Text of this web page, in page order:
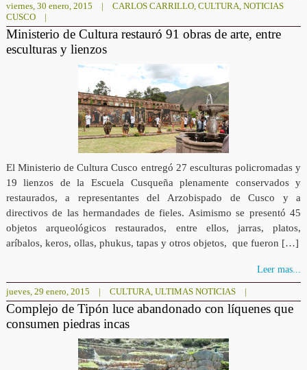
viernes, 30 enero, 2015 | CARLOS CARRILLO, CULTURA, NOTICIAS
CUSCO
|
Ministerio de Cultura restauró 91 obras de arte, entre
esculturas y lienzos
El Ministerio de Cultura Cusco entregó 27 esculturas policromadas y
19 lienzos de la Escuela Cusqueña plenamente conservados y
restaurados, a representantes del Arzobispado de Cusco y a
directivos de las hermandades de fieles. Asimismo se presentó 45
objetos arqueológicos restaurados, entre ellos, jarras, platos,
aríbalos, keros, ollas, phukus, tapas y otros objetos, que fueron […]
Leer mas...
jueves, 29 enero, 2015 | CULTURA, ULTIMAS NOTICIAS |
Complejo de Tipón luce abandonado con líquenes que
consumen piedras incas